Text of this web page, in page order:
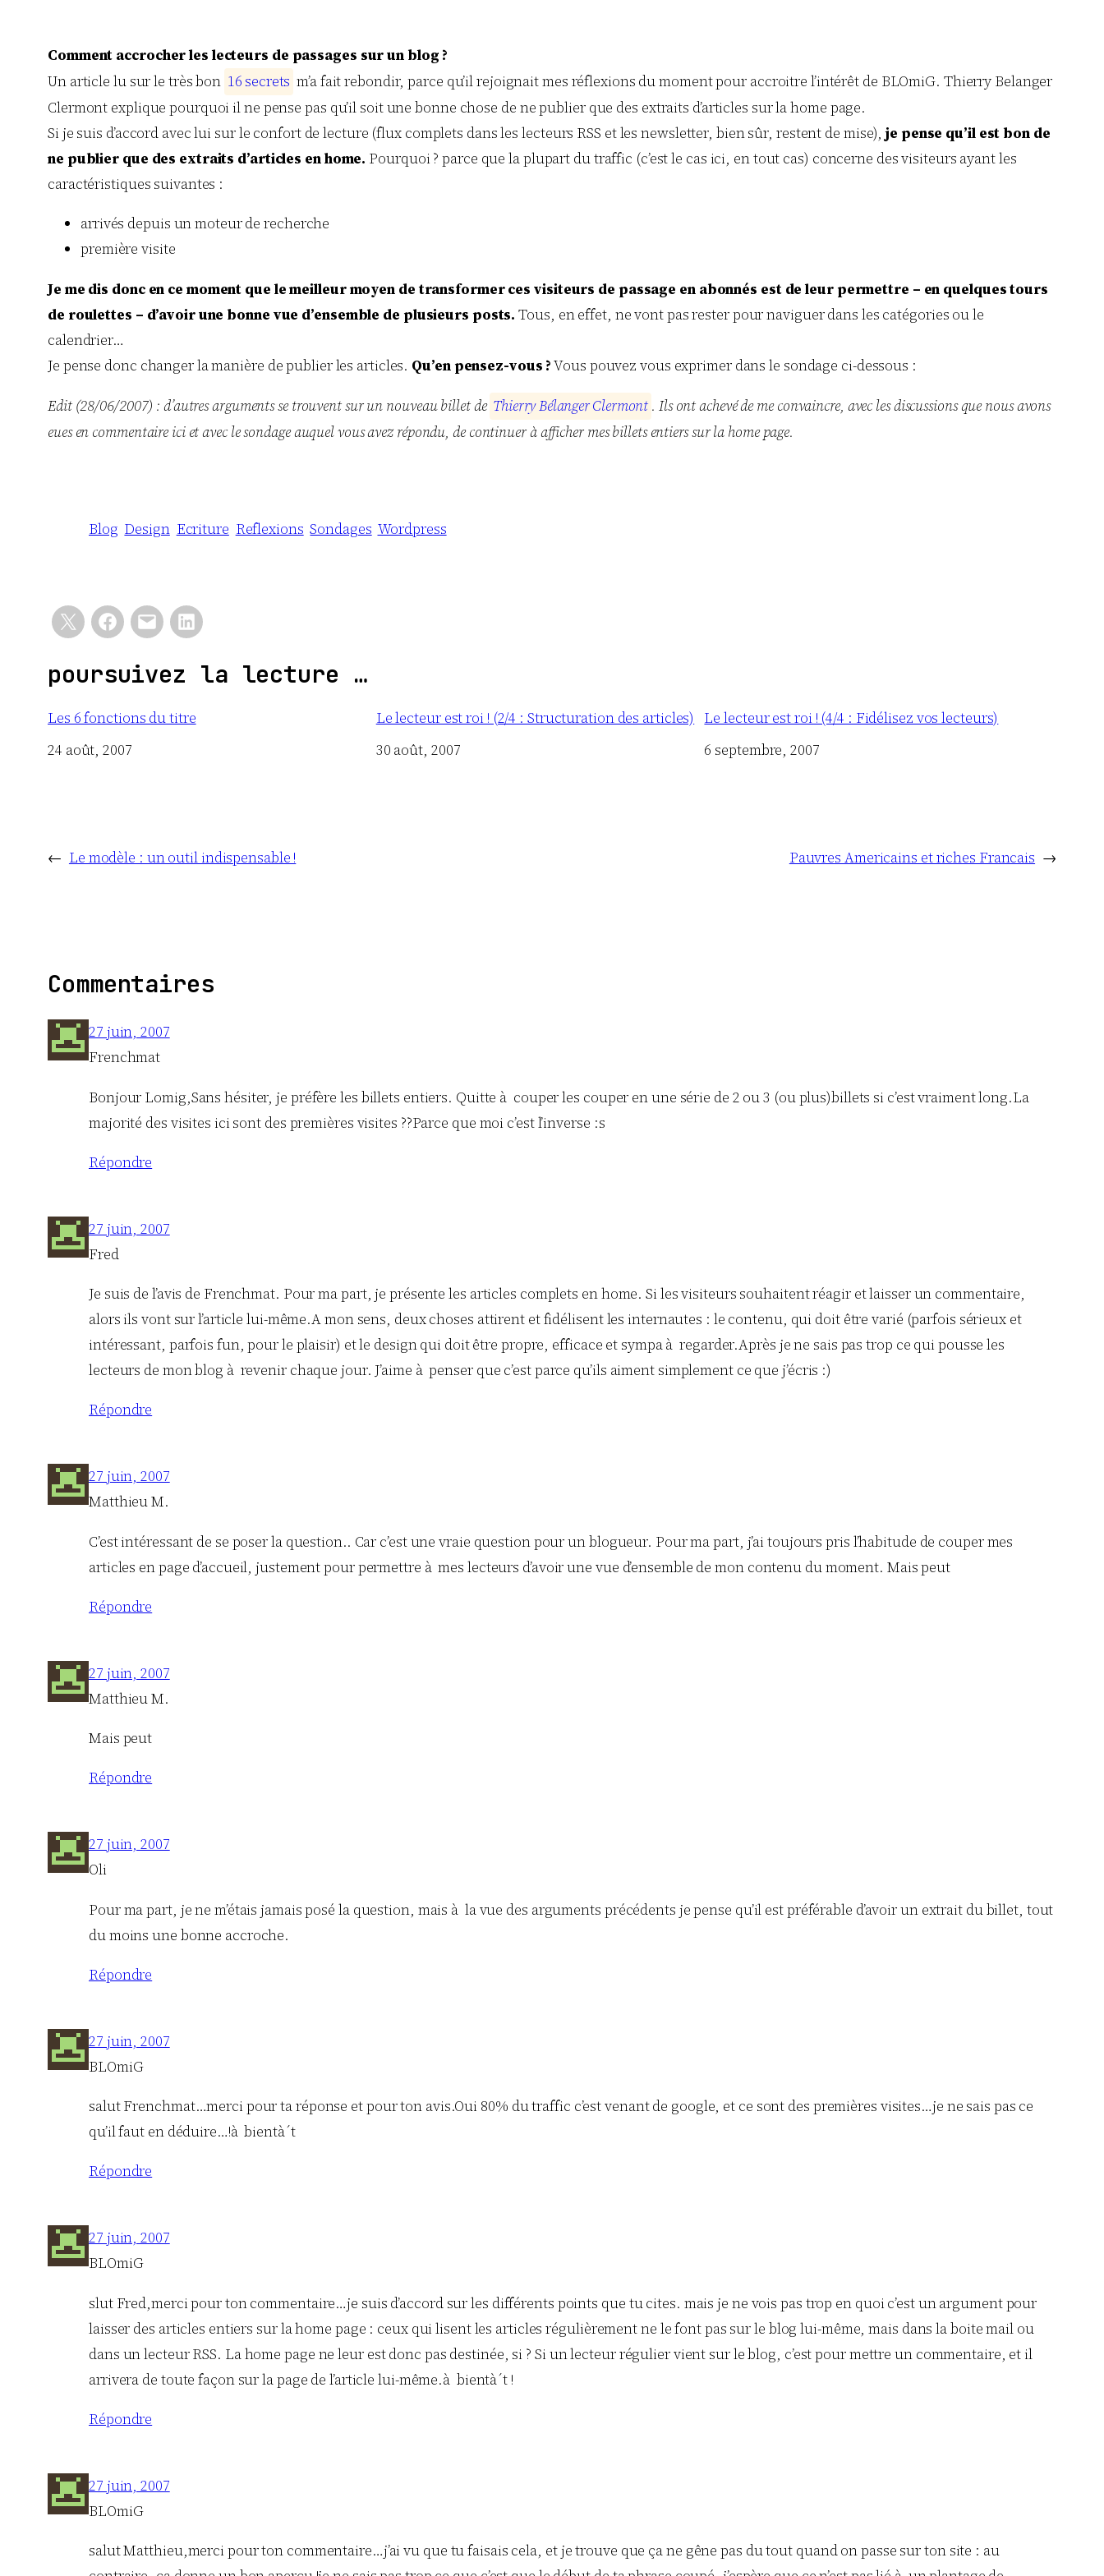
Comment accrocher les lecteurs de passages sur un blog ?
Un article lu sur le très bon 16 secrets m’a fait rebondir, parce qu’il rejoignait mes réflexions du moment pour accroitre l’intérêt de BLOmiG. Thierry Belanger
Clermont explique pourquoi il ne pense pas qu’il soit une bonne chose de ne publier que des extraits d’articles sur la home page.
Si je suis d’accord avec lui sur le confort de lecture (flux complets dans les lecteurs RSS et les newsletter, bien sûr, restent de mise),je pense qu’il est bon de
ne publier que des extraits d’articles en home. Pourquoi ? parce que la plupart du traffic (c’est le cas ici, en tout cas) concerne des visiteurs ayant les
caractéristiques suivantes :
arrivés depuis un moteur de recherche
première visite
Je me dis donc en ce moment que le meilleur moyen de transformer ces visiteurs de passage en abonnés est de leur permettre – en quelques tours
de roulettes – d’avoir une bonne vue d’ensemble de plusieurs posts. Tous, en effet, ne vont pas rester pour naviguer dans les catégories ou le
calendrier…
Je pense donc changer la manière de publier les articles. Qu’en pensez-vous ?Vous pouvez vous exprimer dans le sondage ci-dessous :
Edit (28/06/2007) : d’autres arguments se trouvent sur un nouveau billet de ThierryBélangerClermont . Ils ont achevé de me convaincre, avec les discussions que nous avons
eues en commentaire ici et avec le sondage auquel vous avez répondu, de continuer à afficher mes billets entiers sur la home page.
Blog Design Ecriture Reflexions Sondages Wordpress
poursuivez la lecture …
Les 6 fonctions du titre
Date
24 août, 2007
Le lecteur est roi ! (2/4 : Structuration des articles)
Date
30 août, 2007
Le lecteur est roi ! (4/4 : Fidélisez vos lecteurs)
Date
6 septembre, 2007
← Le modèle : un outil indispensable ! Pauvres Americains et riches Francais →
Commentaires
27 juin, 2007
Frenchmat
Bonjour Lomig,Sans hésiter, je préfère les billets entiers. Quitte à couper les couper en une série de 2 ou 3 (ou plus)billets si c’est vraiment long.La
majorité des visites ici sont des premières visites ??Parce que moi c’est l’inverse :s
Répondre
27 juin, 2007
Fred
Je suis de l’avis de Frenchmat. Pour ma part, je présente les articles complets en home. Si les visiteurs souhaitent réagir et laisser un commentaire,
alors ils vont sur l’article lui-même.A mon sens, deux choses attirent et fidélisent les internautes : le contenu, qui doit être varié (parfois sérieux et
intéressant, parfois fun, pour le plaisir) et le design qui doit être propre, efficace et sympa à regarder.Après je ne sais pas trop ce qui pousse les
lecteurs de mon blog à revenir chaque jour. J’aime à penser que c’est parce qu’ils aiment simplement ce que j’écris :)
Répondre
27 juin, 2007
Matthieu M.
C’est intéressant de se poser la question.. Car c’est une vraie question pour un blogueur. Pour ma part, j’ai toujours pris l’habitude de couper mes
articles en page d’accueil, justement pour permettre à mes lecteurs d’avoir une vue d’ensemble de mon contenu du moment. Mais peut
Répondre
27 juin, 2007
Matthieu M.
Mais peut
Répondre
27 juin, 2007
Oli
Pour ma part, je ne m’étais jamais posé la question, mais à la vue des arguments précédents je pense qu’il est préférable d’avoir un extrait du billet, tout
du moins une bonne accroche.
Répondre
27 juin, 2007
BLOmiG
salut Frenchmat…merci pour ta réponse et pour ton avis.Oui 80% du traffic c’est venant de google, et ce sont des premières visites…je ne sais pas ce
qu’il faut en déduire…!à bientà´t
Répondre
27 juin, 2007
BLOmiG
slut Fred,merci pour ton commentaire…je suis d’accord sur les différents points que tu cites. mais je ne vois pas trop en quoi c’est un argument pour
laisser des articles entiers sur la home page : ceux qui lisent les articles régulièrement ne le font pas sur le blog lui-même, mais dans la boite mail ou
dans un lecteur RSS. La home page ne leur est donc pas destinée, si ? Si un lecteur régulier vient sur le blog, c’est pour mettre un commentaire, et il
arrivera de toute façon sur la page de l’article lui-même.à bientà´t !
Répondre
27 juin, 2007
BLOmiG
salut Matthieu,merci pour ton commentaire…j’ai vu que tu faisais cela, et je trouve que ça ne gêne pas du tout quand on passe sur ton site : au